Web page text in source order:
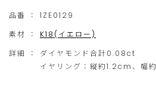
注
け
プラチナ( 1XE0107
品番 ：
1ZE0129
素材 ：
K18(イエロー)
詳細 ：
ダイヤモンド合計0.08ct
イヤリング：縦約1.2cm、幅